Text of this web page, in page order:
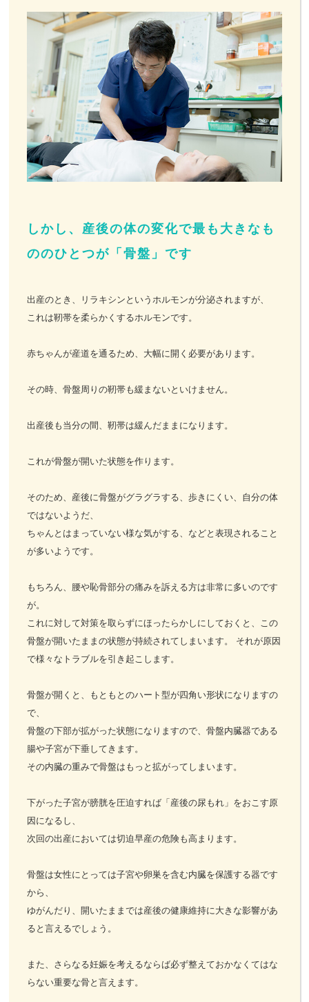
しかし、産後の体の変化で最も大きなも
ののひとつが「骨盤」です
出産のとき、リラキシンというホルモンが分泌されますが、
これは靭帯を柔らかくするホルモンです。
赤ちゃんが産道を通るため、大幅に開く必要があります。
その時、骨盤周りの靭帯も緩まないといけません。
出産後も当分の間、靭帯は緩んだままになります。
これが骨盤が開いた状態を作ります。
そのため、産後に骨盤がグラグラする、歩きにくい、自分の体
ではないようだ、
ちゃんとはまっていない様な気がする、などと表現されること
が多いようです。
もちろん、腰や恥骨部分の痛みを訴える方は非常に多いのです
が。
これに対して対策を取らずにほったらかしにしておくと、この
骨盤が開いたままの状態が持続されてしまいます。 それが原因
で様々なトラブルを引き起こします。
骨盤が開くと、もともとのハート型が四角い形状になりますの
で、
骨盤の下部が拡がった状態になりますので、骨盤内臓器である
腸や子宮が下垂してきます。
その内臓の重みで骨盤はもっと拡がってしまいます。
下がった子宮が膀胱を圧迫すれば「産後の尿もれ」をおこす原
因になるし、
次回の出産においては切迫早産の危険も高まります。
骨盤は女性にとっては子宮や卵巣を含む内臓を保護する器です
から、
ゆがんだり、開いたままでは産後の健康維持に大きな影響があ
ると言えるでしょう。
また、さらなる妊娠を考えるならば必ず整えておかなくてはな
らない重要な骨と言えます。